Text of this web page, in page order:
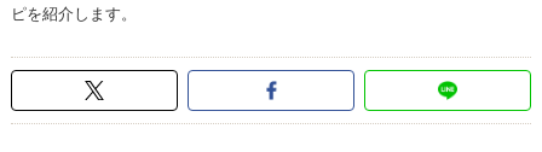
ピを紹介します。